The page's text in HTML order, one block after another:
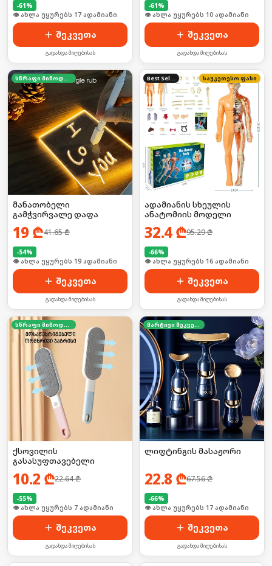
-61%
🛒 ბოლო 24სთ-ში იყიდა 23-მა
შეკვეთა
გადახდა მიღებისას
-61%
🛒 ბოლო 24სთ-ში იყიდა 18-მა
შეკვეთა
გადახდა მიღებისას
სწრაფი მიწოდება
მანათობელი
გამჭვირვალე დაფა
19 ₾41.65₾
-54%
🛒 ბოლო 24სთ-ში იყიდა 26-მა
შეკვეთა
გადახდა მიღებისას
Best Seller საუკეთესო ფასი
ადამიანის სხეულის
ანატომიის მოდელი
32.4₾95.29₾
-66%
🛒 ბოლო 24სთ-ში იყიდა 21-მა
შეკვეთა
გადახდა მიღებისას
სწრაფი მიწოდება
ქსოვილის
გასასუფთავებელი
10.2 ₾22.64₾
-55%
🛒 ბოლო 24სთ-ში იყიდა 8-მა
შეკვეთა
გადახდა მიღებისას
მარტივი შეკვეთა
ლიფტინგის მასაჟორი
22.8 ₾67.56₾
-66%
🛒 ბოლო 24სთ-ში იყიდა 27-მა
შეკვეთა
გადახდა მიღებისას